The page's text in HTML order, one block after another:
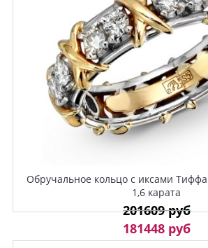
Обручальное кольцо с иксами
1,6 карата
201609 руб
181448 руб